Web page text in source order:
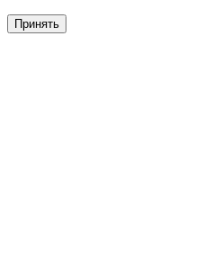
Принять